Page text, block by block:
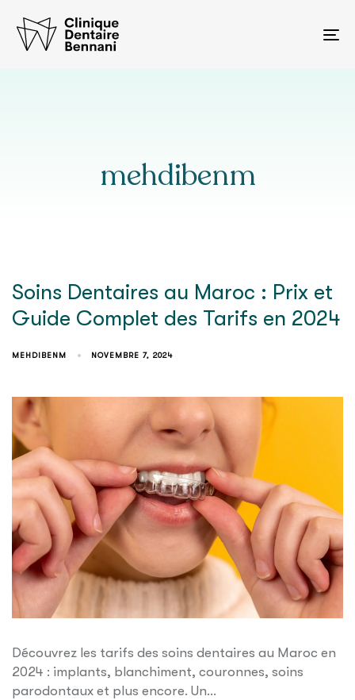
mehdibenm
Soins Dentaires au Maroc : Prix et
Guide Complet des Tarifs en 2024
MEHDIBENM NOVEMBRE 7, 2024
Découvrez les tarifs des soins dentaires au Maroc en
2024 : implants, blanchiment, couronnes, soins
parodontaux et plus encore. Un…